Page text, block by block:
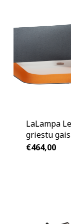
LaLampa
griestu
€464,00